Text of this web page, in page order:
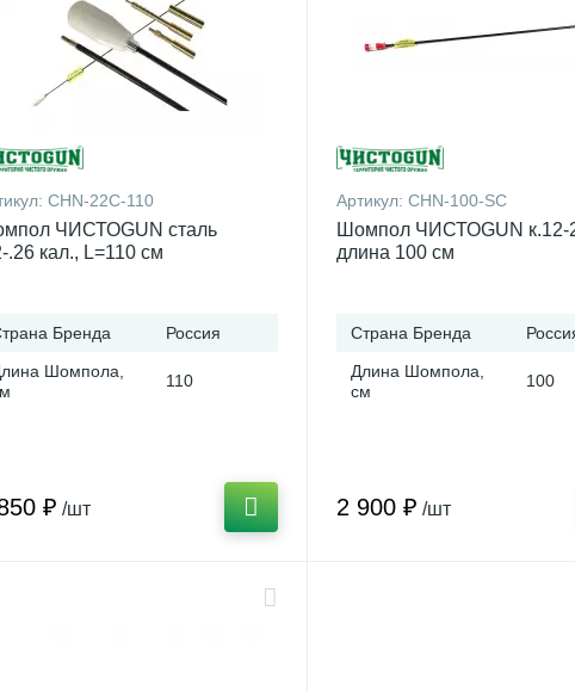
CHN-22C-110
ЧИСТОGUN сталь
.26 кал., L=110 см
Бренда
Россия
Шомпола,
110
₽ /шт
Артикул: CHN-100-SC
Шомпол ЧИСТОGUN к.12-
длина 100 см
Страна Бренда
Длина Шомпола,
см
100
2 900 ₽ /шт